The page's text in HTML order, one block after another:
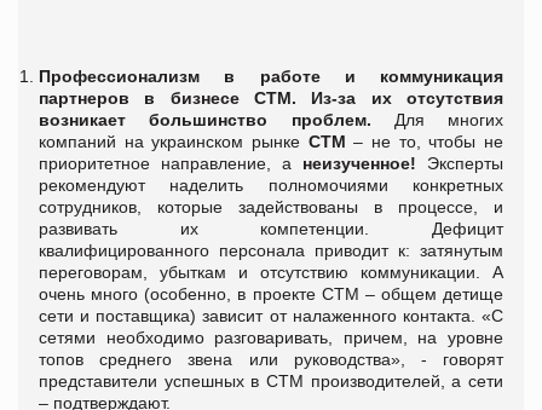
Профессионализм в работе и коммуникация
партнеров в бизнесе СТМ. Из-за их отсутствия
возникает большинство проблем. Для многих
компаний на украинском рынке СТМ – не то, чтобы не
приоритетное направление, а неизученное! Эксперты
рекомендуют наделить полномочиями конкретных
сотрудников, которые задействованы в процессе, и
развивать их компетенции. Дефицит
квалифицированного персонала приводит к: затянутым
переговорам, убыткам и отсутствию коммуникации. А
очень много (особенно, в проекте СТМ – общем детище
сети и поставщика) зависит от налаженного контакта. «С
сетями необходимо разговаривать, причем, на уровне
топов среднего звена или руководства», - говорят
представители успешных в СТМ производителей, а сети
– подтверждают.